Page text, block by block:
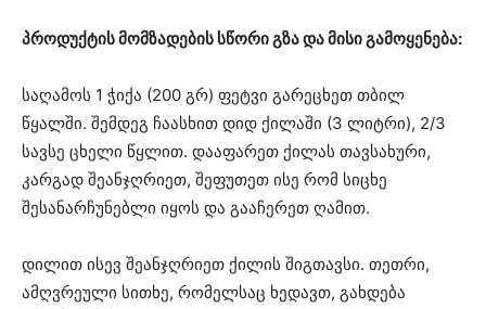
პროდუქტის მომზადების სწორი გზა და მისი გამოყენება:
საღამოს 1 ჭიქა (200 გრ) ფეტვი გარეცხეთ თბილ
წყალში. შემდეგ ჩაასხით დიდ ქილაში (3 ლიტრი), 2/3
სავსე ცხელი წყლით. დააფარეთ ქილას თავსახური,
კარგად შეანჯღრიეთ, შეფუთეთ ისე რომ სიცხე
შესანარჩუნებლი იყოს და გააჩერეთ ღამით.
დილით ისევ შეანჯღრიეთ ქილის შიგთავსი. თეთრი,
ამღვრეული სითხე, რომელსაც ხედავთ, გახდება